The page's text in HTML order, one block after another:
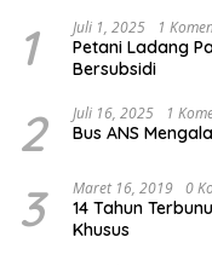
1 Juli 1, 2025 1
Petani Ladang
Bersubsidi
2 Juli 16, 2025 1
Bus ANS
3 Maret 16, 2019 0
14 Tahun
Khusus